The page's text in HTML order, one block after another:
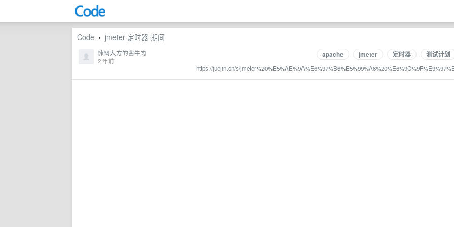
Code › jmeter 定时器 期间
apache jmeter 定时器 测试计划
https://juejin.cn/s/
慷慨大方的酱牛肉
2 年前